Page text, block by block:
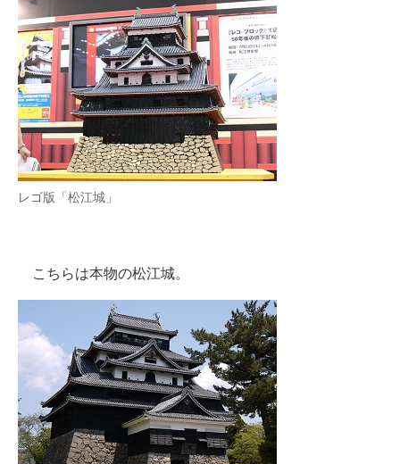
企業向けIT製品の総合サイト
IT製品の技術・比較・事例
製造業のIT導入・活用を支援
モノづくり技術者専門サイト
エレクトロニクス専門サイト
電子設計の基本と応用
建設×テクノロジーの最前線
ちょっと気になるネットの話題
レゴ版「松江城」
こちらは本物の松江城。